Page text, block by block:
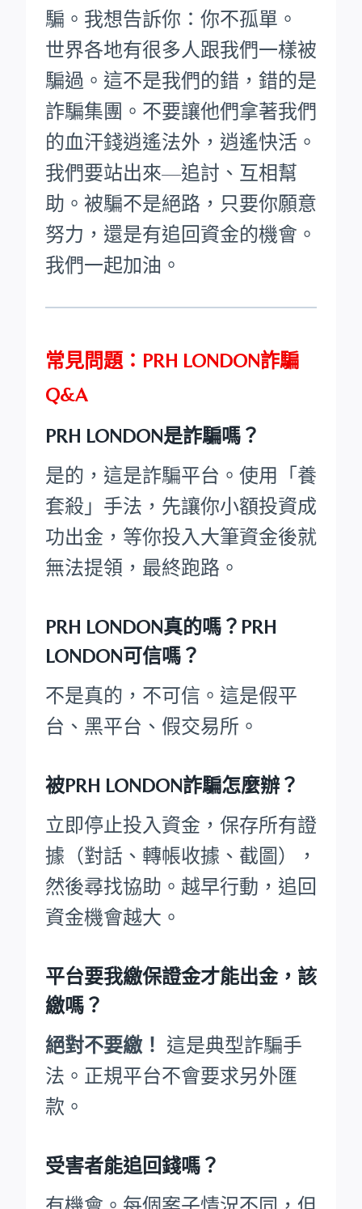
騙。我想告訴你：你不孤單。
世界各地有很多人跟我們一樣被
騙過。這不是我們的錯，錯的是
詐騙集團。不要讓他們拿著我們
的血汗錢逍遙法外，逍遙快活。
我們要站出來—追討、互相幫
助。被騙不是絕路，只要你願意
努力，還是有追回資金的機會。
我們一起加油。
常見問題：PRH LONDON詐騙
Q&A
PRH LONDON是詐騙嗎？
是的，這是詐騙平台。使用「養
套殺」手法，先讓你小額投資成
功出金，等你投入大筆資金後就
無法提領，最終跑路。
PRH LONDON真的嗎？PRH
LONDON可信嗎？
不是真的，不可信。這是假平
台、黑平台、假交易所。
被PRH LONDON詐騙怎麼辦？
立即停止投入資金，保存所有證
據（對話、轉帳收據、截圖），
然後尋找協助。越早行動，追回
資金機會越大。
平台要我繳保證金才能出金，該
繳嗎？
絕對不要繳！ 這是典型詐騙手
法。正規平台不會要求另外匯
款。
受害者能追回錢嗎？